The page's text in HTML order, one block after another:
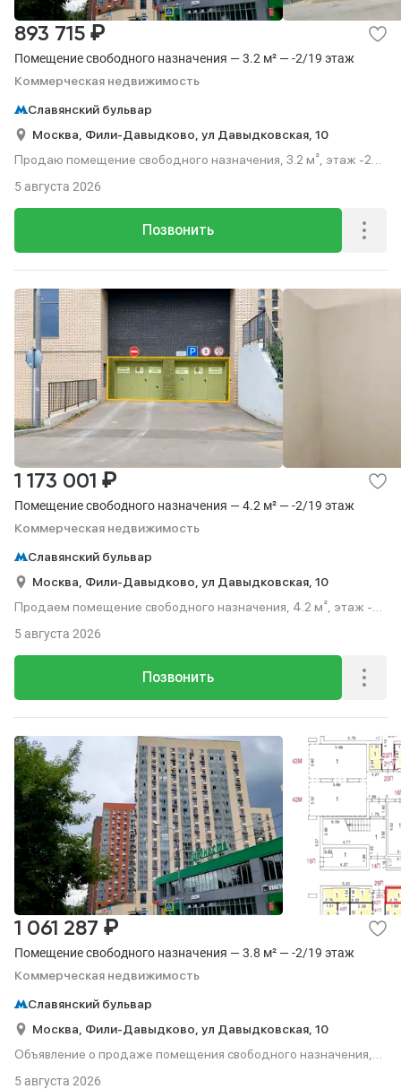
Помещение свободного назначения — 3.2 м² — -2/19 этаж
Коммерческая недвижимость
893 715 ₽
Славянский бульвар
Москва, Фили-Давыдково, ул Давыдковская, 10
Продаю помещение свободного назначения, 3.2 м², этаж -2
Позвонить
5 августа 2026
Помещение свободного назначения — 4.2 м² — -2/19 этаж
Коммерческая недвижимость
1 173 001 ₽
Славянский бульвар
Москва, Фили-Давыдково, ул Давыдковская, 10
Продаем помещение свободного назначения, 4.2 м², этаж -2
Позвонить
5 августа 2026
Помещение свободного назначения — 3.8 м² — -2/19 этаж
Коммерческая недвижимость
1 061 287 ₽
Славянский бульвар
Москва, Фили-Давыдково, ул Давыдковская, 10
Объявление о продаже помещения свободного назначения,
5 августа 2026